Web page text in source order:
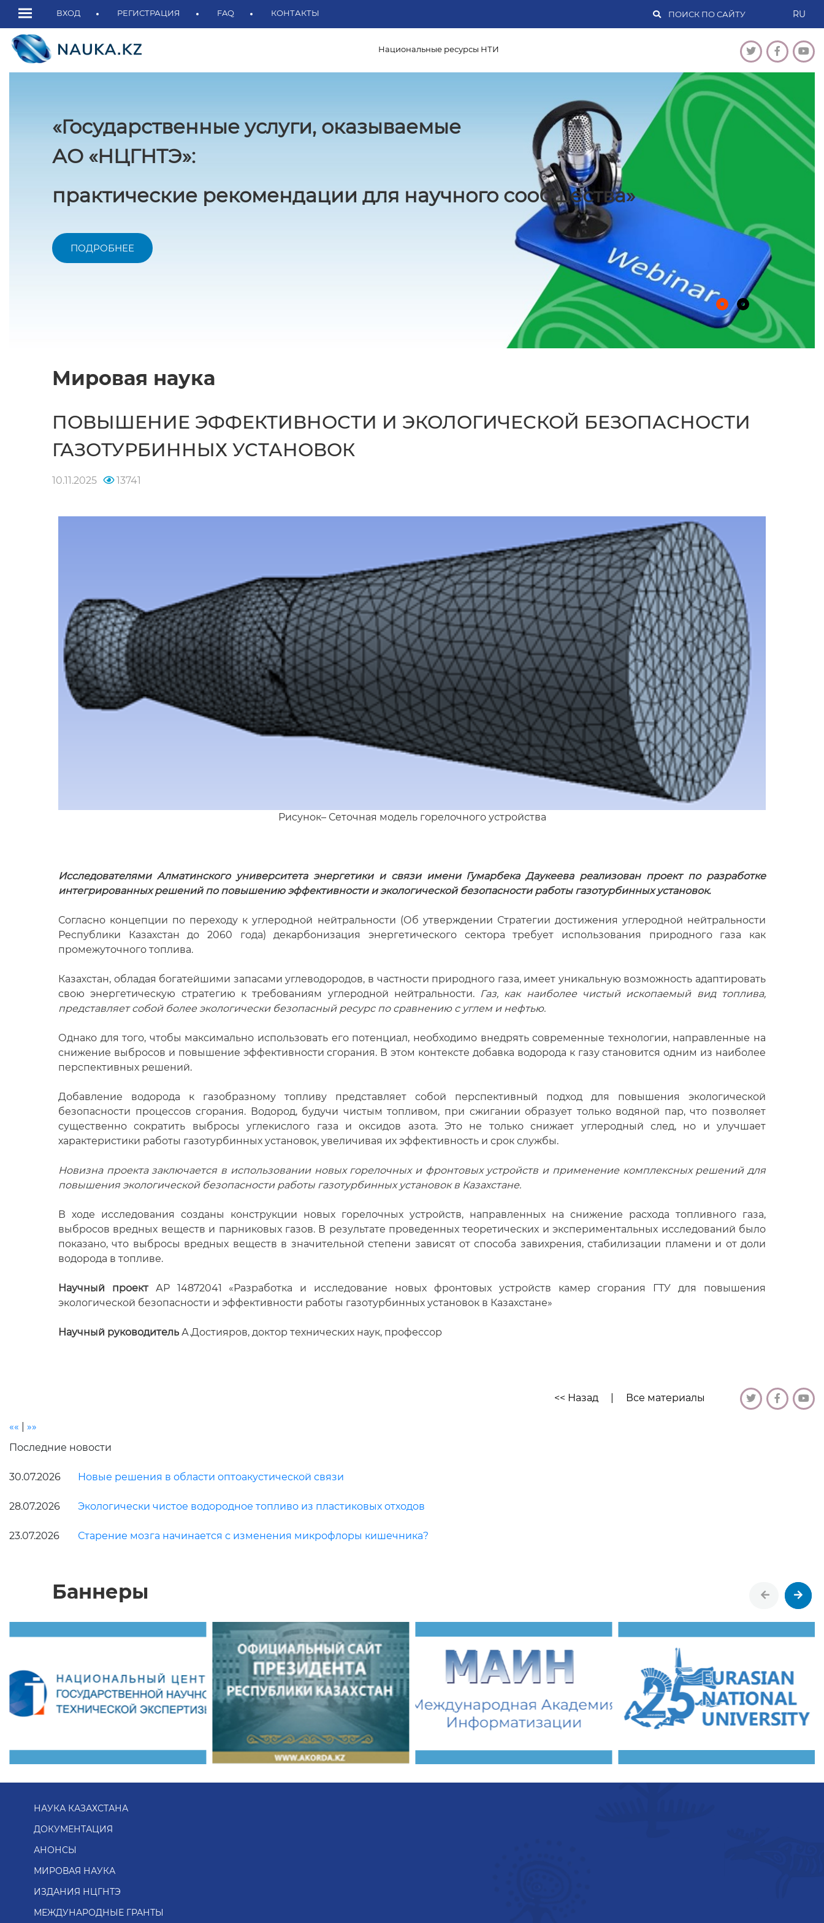
ВХОД РЕГИСТРАЦИЯ FAQ КОНТАКТЫ RU
Национальные ресурсы НТИ
«Государственные услуги, оказываемые
АО «НЦГНТЭ»:
практические рекомендации для научного сообщества»
ПОДРОБНЕЕ
Мировая наука
ПОВЫШЕНИЕ ЭФФЕКТИВНОСТИ И ЭКОЛОГИЧЕСКОЙ БЕЗОПАСНОСТИ
ГАЗОТУРБИННЫХ УСТАНОВОК
10.11.2025 13741
Рисунок– Сеточная модель горелочного устройства
Исследователями Алматинского университета энергетики и связи имени Гумарбека Даукеева реализован проект по разработке
интегрированных решений по повышению эффективности и экологической безопасности работы газотурбинных установок.
Согласно концепции по переходу к углеродной нейтральности (Об утверждении Стратегии достижения углеродной нейтральности
Республики Казахстан до 2060 года) декарбонизация энергетического сектора требует использования природного газа как
промежуточного топлива.
Казахстан, обладая богатейшими запасами углеводородов, в частности природного газа, имеет уникальную возможность адаптировать
свою энергетическую стратегию к требованиям углеродной нейтральности. Газ, как наиболее чистый ископаемый вид топлива,
представляет собой более экологически безопасный ресурс по сравнению с углем и нефтью.
Однако для того, чтобы максимально использовать его потенциал, необходимо внедрять современные технологии, направленные на
снижение выбросов и повышение эффективности сгорания. В этом контексте добавка водорода к газу становится одним из наиболее
перспективных решений.
Добавление водорода к газобразному топливу представляет собой перспективный подход для повышения экологической
безопасности процессов сгорания. Водород, будучи чистым топливом, при сжигании образует только водяной пар, что позволяет
существенно сократить выбросы углекислого газа и оксидов азота. Это не только снижает углеродный след, но и улучшает
характеристики работы газотурбинных установок, увеличивая их эффективность и срок службы.
Новизна проекта заключается в использовании новых горелочных и фронтовых устройств и применение комплексных решений для
повышения экологической безопасности работы газотурбинных установок в Казахстане.
В ходе исследования созданы конструкции новых горелочных устройств, направленных на снижение расхода топливного газа,
выбросов вредных веществ и парниковых газов. В результате проведенных теоретических и экспериментальных исследований было
показано, что выбросы вредных веществ в значительной степени зависят от способа завихрения, стабилизации пламени и от доли
водорода в топливе.
Научный проектАР 14872041 «Разработка и исследование новых фронтовых устройств камер сгорания ГТУ для повышения
экологической безопасности и эффективности работы газотурбинных установок в Казахстане»
Научный руководитель А.Достияров, доктор технических наук, профессор
<< Назад Все материалы
««
»»
Последние новости
30.07.2026 Новые решения в области оптоакустической связи
28.07.2026 Экологически чистое водородное топливо из пластиковых отходов
23.07.2026 Старение мозга начинается с изменения микрофлоры кишечника?
Баннеры
НАУКА КАЗАХСТАНА
ДОКУМЕНТАЦИЯ
АНОНСЫ
МИРОВАЯ НАУКА
ИЗДАНИЯ НЦГНТЭ
МЕЖДУНАРОДНЫЕ ГРАНТЫ